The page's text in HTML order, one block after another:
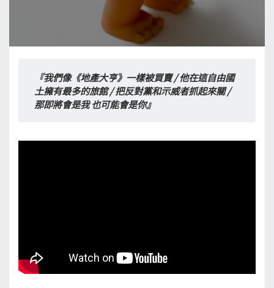
『我們像《地產大亨》一樣被買賣 / 他在這自由國
土擁有最多的旅館 / 把反對黨和示威者抓起來關 /
那即將會是我 也可能會是你』